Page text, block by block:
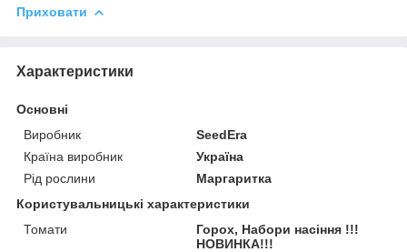
Приховати
Характеристики
Основні
Виробник
SeedEra
Країна виробник
Україна
Рід рослини
Маргаритка
Користувальницькі характеристики
Томати
Горох, Набори насіння !!!
НОВИНКА!!!